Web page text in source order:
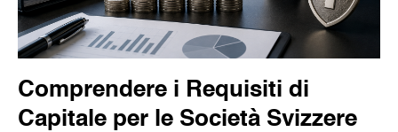
Comprendere i Requisiti di
Capitale per le Società Svizzere